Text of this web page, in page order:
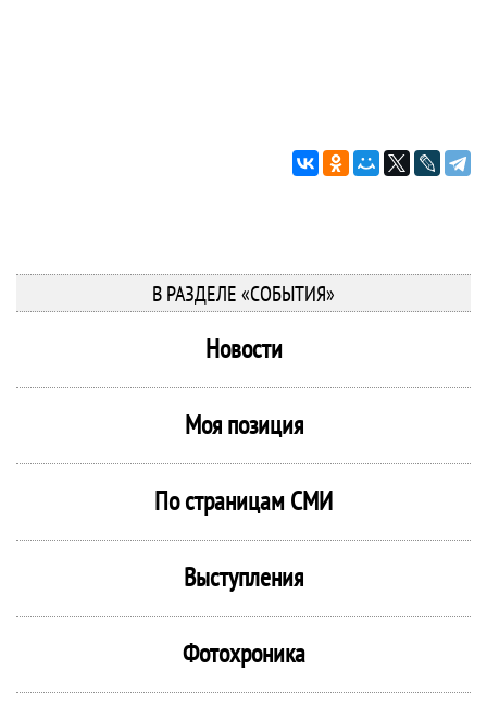
В РАЗДЕЛЕ «СОБЫТИЯ»
Новости
Моя позиция
По страницам СМИ
Выступления
Фотохроника